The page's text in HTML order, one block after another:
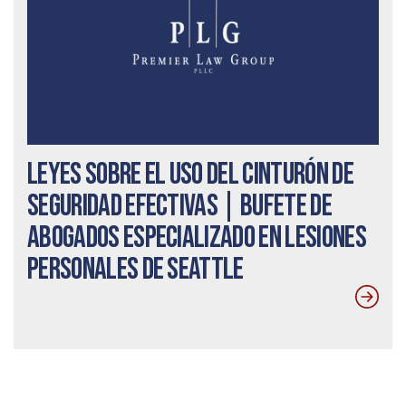
Leyes sobre el uso del cinturón de
seguridad efectivas | Bufete de
abogados especializado en lesiones
personales de Seattle